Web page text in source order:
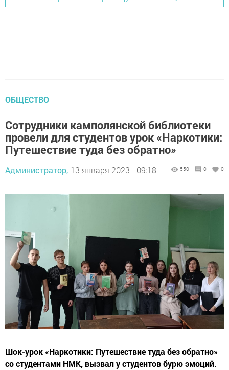
ОБЩЕСТВО
Сотрудники камполянской библиотеки
провели для студентов урок «Наркотики:
Путешествие туда без обратно»
Администратор, 13 января 2023 - 09:18 550 0 0
Шок-урок «Наркотики: Путешествие туда без обратно»
со студентами НМК, вызвал у студентов бурю эмоций.